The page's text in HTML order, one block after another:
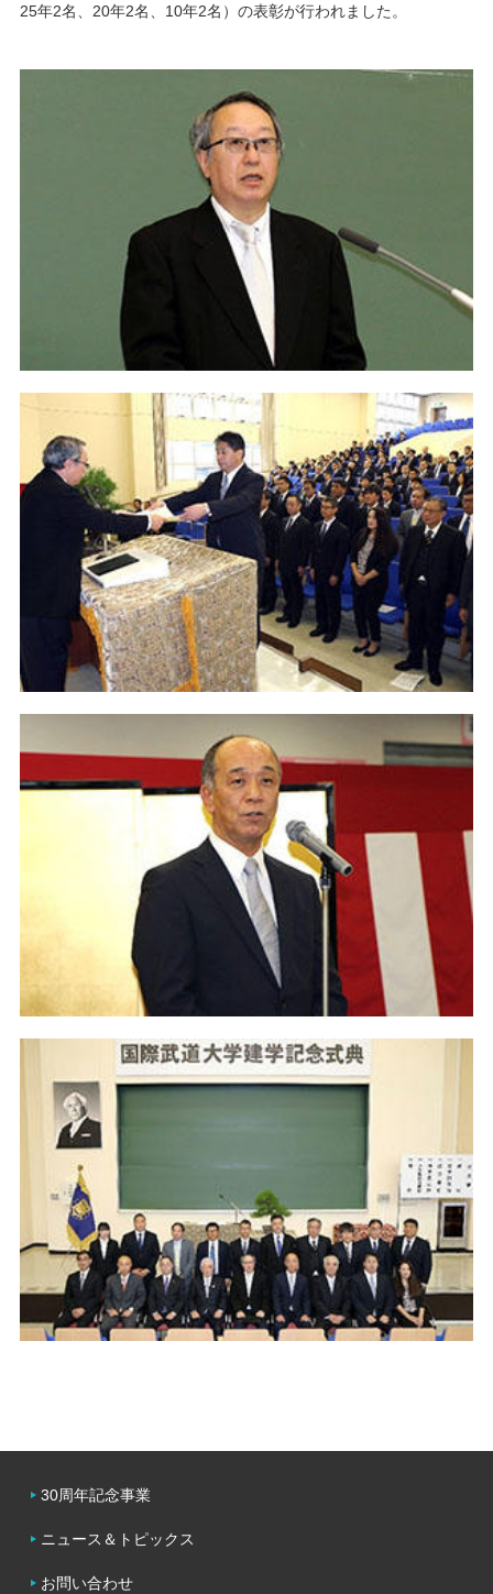
25年2名、20年2名、10年2名）の表彰が行われました。
30周年記念事業
ニュース＆トピックス
お問い合わせ